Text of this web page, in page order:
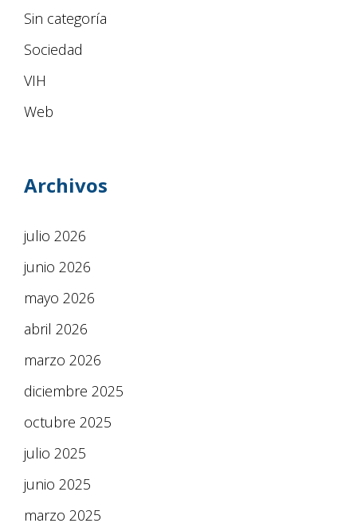
Sin categoría
Sociedad
VIH
Web
Archivos
julio 2026
junio 2026
mayo 2026
abril 2026
marzo 2026
diciembre 2025
octubre 2025
julio 2025
junio 2025
marzo 2025